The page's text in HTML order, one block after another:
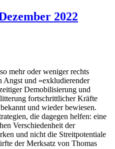
2022
mehr oder weniger rechts
und »exkludierender
Demobilisierung und
fortschrittlicher Kräfte
und wieder bewiesen.
die dagegen helfen: eine
Verschiedenheit der
und nicht die Streitpotentiale
der Merksatz von Thomas